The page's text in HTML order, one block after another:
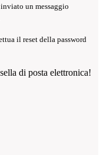
un messaggio
il reset della password
di posta elettronica!